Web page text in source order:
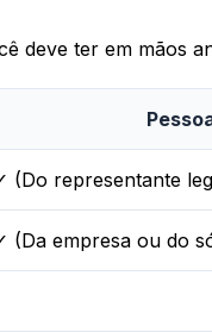
deve ter em mãos
(Do representante
(Da empresa ou do